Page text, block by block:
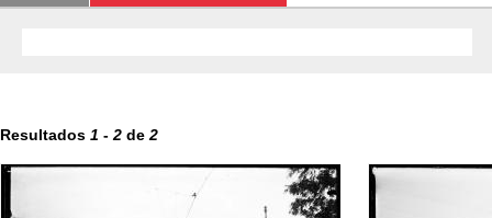
Resultados 1 - 2 de 2